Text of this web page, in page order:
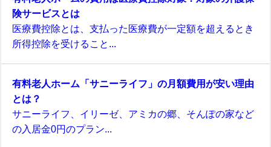
険サービスとは
医療費控除とは、支払った医療費が一定額を超えるとき
所得控除を受けること...
有料老人ホーム「サニーライフ」の月額費用が安い理由
とは？
サニーライフ、イリーゼ、アミカの郷、そんぽの家など
の入居金0円のプラン...